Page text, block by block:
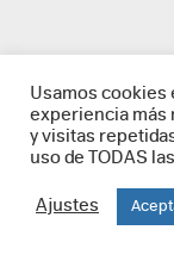
Usamos cookies
experiencia más
y visitas
uso de TODAS
Ajustes